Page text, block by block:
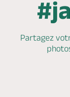
Partagez